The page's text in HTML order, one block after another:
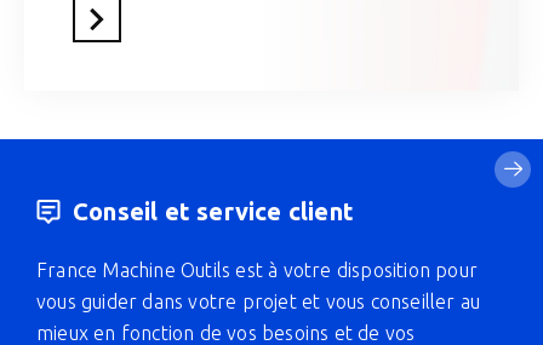
En savoir plus
Conseil et service client
France Machine Outils est à votre disposition pour
vous guider dans votre projet et vous conseiller au
mieux en fonction de vos besoins et de vos